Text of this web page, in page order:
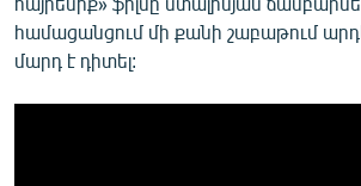
համացանցում մի քանի շաբաթում
մարդ է դիտել: